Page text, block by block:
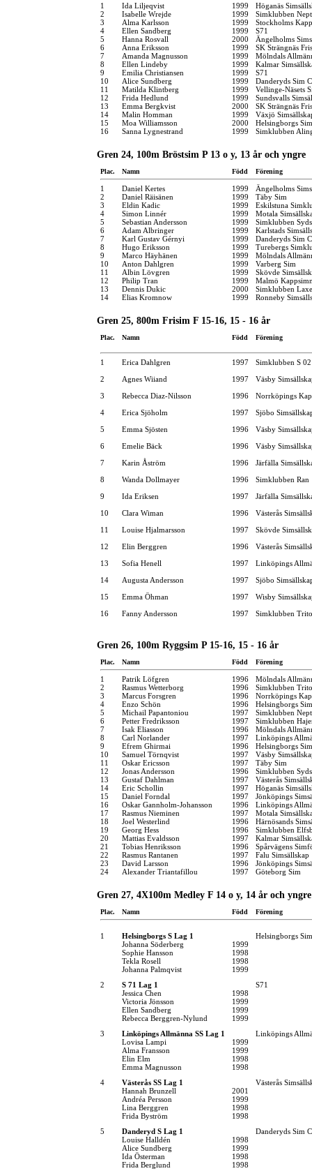
1 Ida Liljeqvist 1999
Höganäs
2
Isabelle Wrejde 1999
Simklubben
3
Alma Karlsson 1999
Stockholms
4
Ellen Sandberg 1999
S71
5
Hanna Rosvall 2000
Ängelholms
6
Anna Eriksson 1999
SK Strängnäs
7
Amanda Magnusson 1999
Mölndals
8
Ellen Lindeby 1999
Kalmar
9
Emilia Christiansen 1999
S71
10
Alice Sundberg 1999
Danderyds Sim
11
Matilda Klintberg 1999
Vellinge-Näsets
12
Frida Hedlund 1999
Sundsvalls
13
Emma Bergkvist 2000
SK Strängnäs
14
Malin Homman 1999
Växjö
15
Moa Williamsson 2000
Helsingborgs
16
Sanna Lygnestrand 1999 Simklubben
Gren 24, 100m Bröstsim P 13 o y, 13 år och yngre
Plac. Namn Född Förening
1 Daniel Kertes 1999
Ängelholms
2
Daniel Räisänen 1999
Täby Sim
3
Eldin Kadic 1999
Eskilstuna
4
Simon Linnér 1999
Motala
5
Sebastian Andersson 1999
Simklubben
6
Adam Albringer 1999
Karlstads
7
Karl Gustav Gérnyi 1999
Danderyds Sim
8
Hugo Eriksson 1999
Turebergs
9
Marco Häyhänen 1999
Mölndals
10
Anton Dahlgren 1999
Varberg Sim
11
Albin Lövgren 1999
Skövde
12
Philip Tran 1999
Malmö
13
Dennis Dukic 2000
Simklubben
14
Elias Kromnow 1999 Ronneby
Gren 25, 800m Frisim F 15-16, 15 - 16 år
Plac. Namn Född Förening
1 Erica Dahlgren 1997
Simklubben S 02
2
Agnes Wiiand 1997
Väsby
3
Rebecca Diaz-Nilsson 1996
Norrköpings
4
Erica Sjöholm 1997
Sjöbo
5
Emma Sjösten 1996
Väsby
6
Emelie Bäck 1996
Väsby
7
Karin Åström 1996
Järfälla
8
Wanda Dollmayer 1996
Simklubben Ran
9
Ida Eriksen 1997
Järfälla
10
Clara Wiman 1996
Västerås
11
Louise Hjalmarsson 1997
Skövde
12
Elin Berggren 1996
Västerås
13
Sofia Henell 1997
Linköpings
14
Augusta Andersson 1997
Sjöbo
15
Emma Öhman 1997
Wisby
16
Fanny Andersson 1997 Simklubben
Gren 26, 100m Ryggsim P 15-16, 15 - 16 år
Plac. Namn Född Förening
1 Patrik Löfgren 1996
Mölndals
2
Rasmus Wetterborg 1996
Simklubben
3
Marcus Forsgren 1996
Norrköpings
4
Enzo Schön 1996
Helsingborgs
5
Michail Papantoniou 1997
Simklubben
6
Petter Fredriksson 1997
Simklubben
7
Isak Eliasson 1996
Mölndals
8
Carl Norlander 1997
Linköpings
9
Efrem Ghirmai 1996
Helsingborgs
10
Samuel Törnqvist 1997
Väsby
11
Oskar Ericsson 1997
Täby Sim
12
Jonas Andersson 1996
Simklubben
13
Gustaf Dahlman 1997
Västerås
14
Eric Schollin 1997
Höganäs
15
Daniel Forndal 1997
Jönköpings
16
Oskar Gannholm-Johansson 1996
Linköpings
17
Rasmus Nieminen 1997
Motala
18
Joel Westerlind 1996
Härnösands
19
Georg Hess 1996
Simklubben
20
Mattias Evaldsson 1997
Kalmar
21
Tobias Henriksson 1996
Spårvägens
22
Rasmus Rantanen 1997
Falu Simsällskap
23
David Larsson 1996
Jönköpings
24
Alexander Triantafillou 1997 Göteborg Sim
Gren 27, 4X100m Medley F 14 o y, 14 år och yngre
Plac. Namn Född Förening
1 Helsingborgs S Lag 1
Helsingborgs
Johanna Söderberg
1999
Sophie Hansson
1998
Tekla Rosell
1998
Johanna Palmqvist
1999
2
S 71 Lag 1
S71
Jessica Chen
1998
Victoria Jönsson
1999
Ellen Sandberg
1999
Rebecca Berggren-Nylund
1999
3
Linköpings Allmänna SS Lag 1
Linköpings
Lovisa Lampi
1999
Alma Fransson
1999
Elin Elm
1998
Emma Magnusson
1998
4
Västerås SS Lag 1
Västerås
Hannah Brunzell
2001
Andréa Persson
1999
Lina Berggren
1998
Frida Byström
1998
5
Danderyd S Lag 1
Danderyds Sim
Louise Halldén
1998
Alice Sundberg
1999
Ida Österman
1998
Frida Berglund
1998